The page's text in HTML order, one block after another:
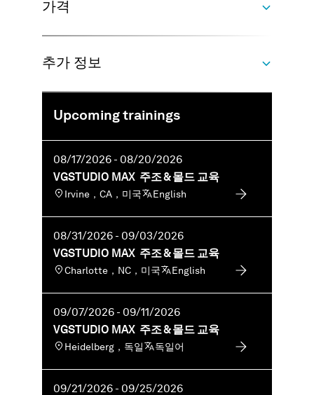
니다：
명목／실제 비교
공극률／내포물 분석
공개 교육 과정에서는 VG 아카데미에서 제공하
는，선택된 트레이닝 데이터만을 다룹니다．
만족하는 시스템
육 컨텐츠 시청
최소 8GB 의 RAM，16GB가 권장됨
스크롤 휠이 장착된 3-버튼 마우스
환경에 따라，헤드셋／헤드폰이 유용할 수
있습니다
안정적 인터넷 연결（최소 5 mbps 다운로
드，최소 0.5 mbps 업로드；권고 사항：
가격
다．
은 인당 2.300 EUR（해당되는 경우 VAT 추
VG 아카데미 싱가포르에서 시행하는 교육
과정은 인당 2.100 EUR（해당되는 경우
GST 추가）
VG 아카데미 미국에서 시행하는 교육과정
은 인당 4.510 USD（해당되는 경우 VAT 추
가）
추가 정보
클래스룸 교육을 완료한 이후에 내용을 검토하
거나 추가 주제를 탐색할 수 있는 슬라이드，비
디오 및 실습을 포함한 당사의 e러닝 자료에 90
일 동안 액세스할 수 있습니다． 라이브 전문가
언어： 본 교육은 독일어와 영어，불어로 제공
됩니다．
Upcoming trainings
08/17/2026 - 08/20/2026
VGSTUDIO MAX 주조 & 몰드 교육
Irvine，CA，미국 English
08/31/2026 - 09/03/2026
VGSTUDIO MAX 주조 & 몰드 교육
Charlotte，NC，미국 English
09/07/2026 - 09/11/2026
VGSTUDIO MAX 주조 & 몰드 교육
Heidelberg，독일 독일어
09/21/2026 - 09/25/2026